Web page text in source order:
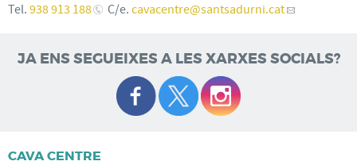
Tel. 938 913 188 C/e. cavacentre@santsadurni.cat
JA ENS SEGUEIXES A LES XARXES SOCIALS?
CAVA CENTRE